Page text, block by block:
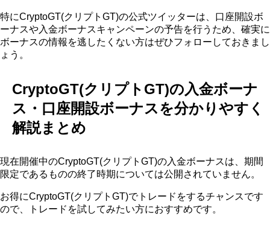
特にCryptoGT(クリプトGT)の公式ツイッターは、口座開設ボ
ーナスや入金ボーナスキャンペーンの予告を行うため、確実に
ボーナスの情報を逃したくない方はぜひフォローしておきまし
ょう。
CryptoGT(クリプトGT)の入金ボーナ
ス・口座開設ボーナスを分かりやすく
解説まとめ
現在開催中のCryptoGT(クリプトGT)の入金ボーナスは、期間
限定であるものの終了時期については公開されていません。
お得にCryptoGT(クリプトGT)でトレードをするチャンスです
ので、トレードを試してみたい方におすすめです。